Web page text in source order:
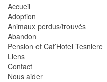
Accueil
Adoption
Animaux perdus/trouvés
Abandon
Pension et Cat’Hotel Tesniere
Liens
Contact
Nous aider